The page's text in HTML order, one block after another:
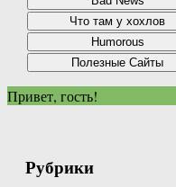
Привет, гость!
Рубрики